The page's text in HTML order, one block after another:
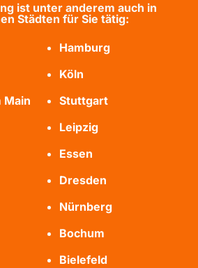
ist unter anderem auch in
Städten für Sie tätig:
Hamburg
Köln
Main
Stuttgart
Leipzig
Essen
Dresden
Nürnberg
Bochum
Bielefeld